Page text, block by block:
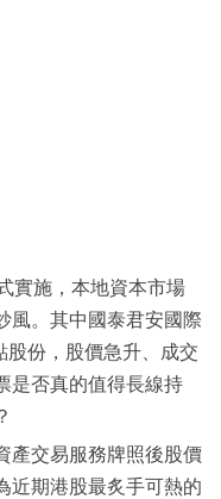
實施，本地資本市場
風。其中國泰君安國際
股份，股價急升、成交
是否真的值得長線持
產交易服務牌照後股價
近期港股最炙手可熱的